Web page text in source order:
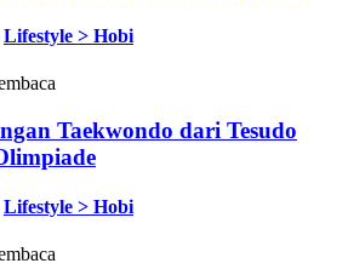
Lifestyle > Hobi
Taekwondo dari Tesudo
Lifestyle > Hobi